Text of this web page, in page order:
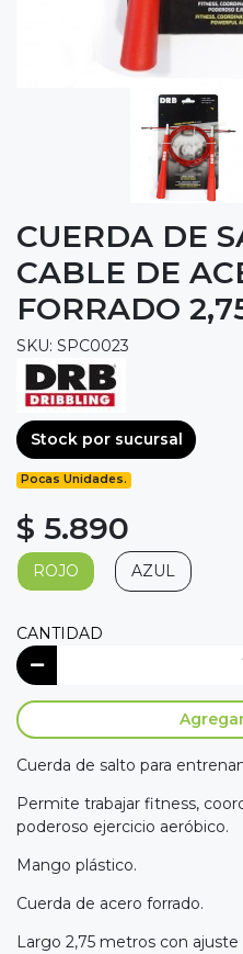
CUERDA DE
CABLE DE
FORRADO
SKU: SPC0023
Stock por sucursal
Pocas Unidades.
$ 5.890
ROJO AZUL
CANTIDAD
Cuerda de salto para
Permite trabajar fitness,
poderoso ejercicio aeróbico.
Mango plástico.
Cuerda de acero forrado.
Largo 2,75 metros con ajuste